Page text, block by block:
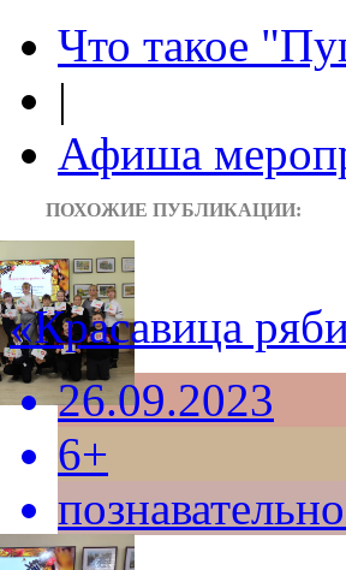
Что такое
|
Афиша
ПОХОЖИЕ ПУБЛИКАЦИИ:
«Красавица
26.09.2023
6+